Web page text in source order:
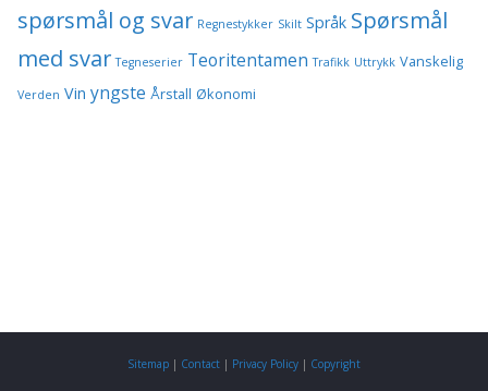
spørsmål og svar Regnestykker Skilt Språk Spørsmål
med svar Tegneserier Teoritentamen Trafikk Uttrykk Vanskelig
Verden Vin yngste Årstall Økonomi
Sitemap | Contact | Privacy Policy | Copyright